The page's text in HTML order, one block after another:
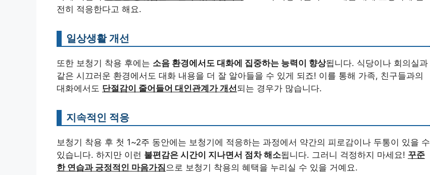
전히 적응한다고 해요.
일상생활 개선
또한 보청기 착용 후에는 소음 환경에서도 대화에 집중하는 능력이 향상됩니다. 식당이나 회의실과
같은 시끄러운 환경에서도 대화 내용을 더 잘 알아들을 수 있게 되죠! 이를 통해 가족, 친구들과의
대화에서도 단절감이 줄어들어 대인관계가 개선되는 경우가 많습니다.
지속적인 적응
보청기 착용 후 첫 1~2주 동안에는 보청기에 적응하는 과정에서 약간의 피로감이나 두통이 있을 수
있습니다. 하지만 이런 불편감은 시간이 지나면서 점차 해소됩니다. 그러니 걱정하지 마세요! 꾸준
한 연습과 긍정적인 마음가짐 으로 보청기 착용의 혜택을 누리실 수 있을 거예요.